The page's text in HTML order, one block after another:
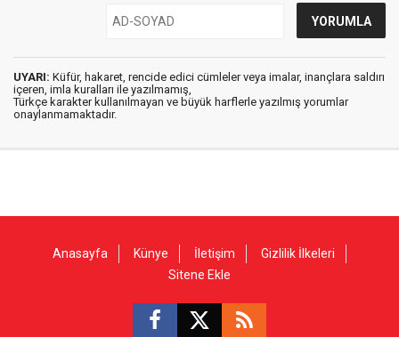
UYARI: Küfür, hakaret, rencide edici cümleler veya imalar, inançlara saldırı
içeren, imla kuralları ile yazılmamış,
Türkçe karakter kullanılmayan ve büyük harflerle yazılmış yorumlar
onaylanmamaktadır.
Anasayfa Künye İletişim
Gizlilik İlkeleri
Sitene Ekle